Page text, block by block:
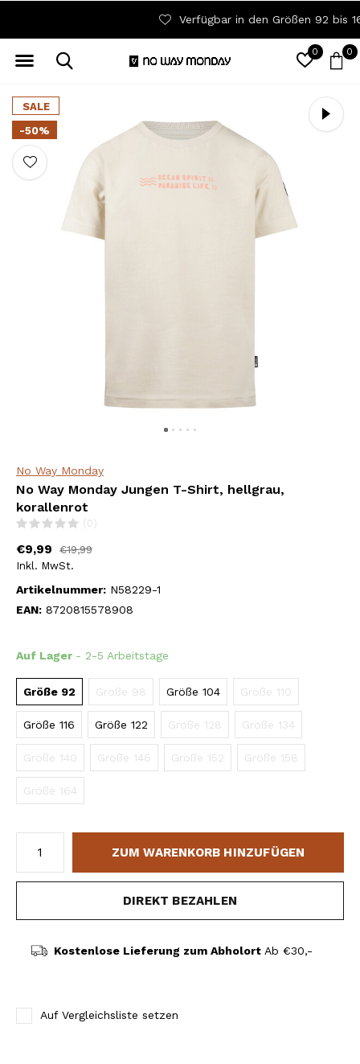
0 0
Verfügbar in den Größen 92 bis 164
SALE
-50%
No Way Monday
No Way Monday Jungen T-Shirt, hellgrau,
korallenrot
(0)
€9,99
€19,99
Inkl. MwSt.
Artikelnummer: N58229-1
EAN: 8720815578908
Auf Lager - 2-5 Arbeitstage
Größe 92 Größe 98 Größe 104 Größe 110
Größe 116 Größe 122 Größe 128 Größe 134
Größe 140 Größe 146 Größe 152 Größe 158
Größe 164
ZUM WARENKORB HINZUFÜGEN
DIREKT BEZAHLEN
Kostenlose Lieferung zum AbholortAb €30,-
Auf Vergleichsliste setzen